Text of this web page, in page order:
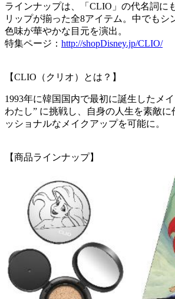
ラインナップは、「CLIO」の代名詞に
リップが揃った全8アイテム。中でも
色味が華やかな目元を演出。
特集ページ： http://shopDisney.jp/CLIO/
【CLIO（クリオ）とは？】
1993年に韓国国内で最初に誕生したメ
わたし” に挑戦し、自身の人生を素敵
ッショナルなメイクアップを可能に。
【商品ラインナップ】